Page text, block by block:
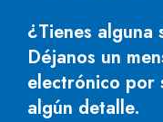
¿Tienes alguna
Déjanos un
electrónico por
algún detalle.